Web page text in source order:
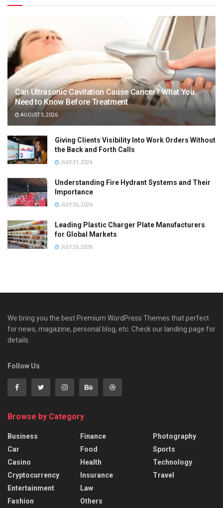
Can Ultrasonic Cavitation Cause Cancer? What You
Need to Know Before Treatment
AUGUST 3, 2026
Giving Clients Visibility Into Work Orders Without
the Back and Forth Calls
JULY 31, 2026
Understanding Fire Hydrant Systems and Their
Importance
JULY 26, 2026
Leading Plastic Charger Plate Manufacturers
for Global Markets
JULY 26, 2026
We bring you the best Premium WordPress Themes that perfect
for news, magazine, personal blog, etc. Check our landing page for
details.
Follow Us
Browse by Category
Business
Car
Casino
Cryptocurrency
Entertainment
Fashion
Finance
Food
Health
Insurance
Law
Others
Photography
Sports
Technology
Travel